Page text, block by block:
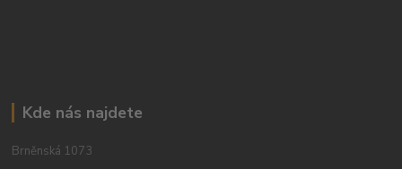
Kde nás najdete
Brněnská 1073